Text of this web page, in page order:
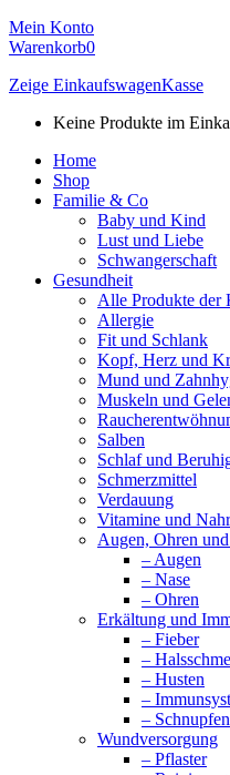
Mein Konto
Warenkorb0
Zeige EinkaufswagenKasse
Keine Produkte im
Home
Shop
Familie & Co
Baby und Kind
Lust und Liebe
Schwangerschaft
Gesundheit
Alle Produkte der
Allergie
Fit und Schlank
Kopf, Herz und
Mund und
Muskeln und
Salben
Schlaf und
Schmerzmittel
Verdauung
Vitamine und
Augen, Ohren
– Augen
– Nase
– Ohren
Erkältung und
– Fieber
–
– Husten
–
– Schnupfen
Wundversorgung
– Pflaster